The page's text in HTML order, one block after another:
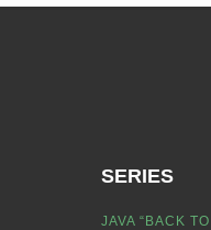
SERIES
JAVA “BACK